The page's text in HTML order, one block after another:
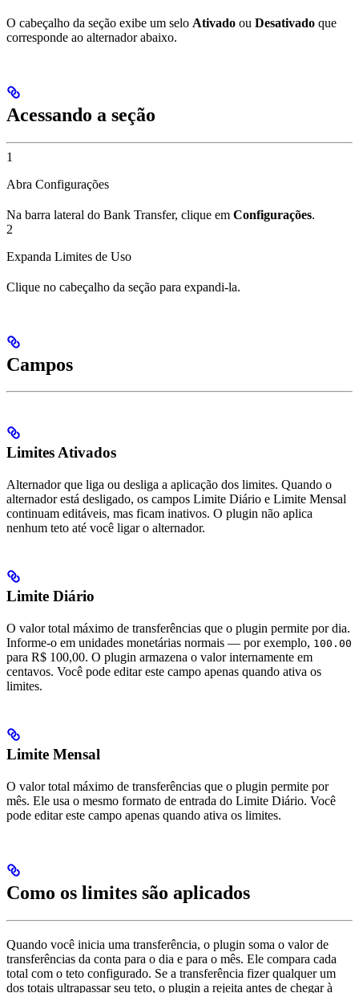
O cabeçalho da seção exibe um selo Ativado ou Desativado que
corresponde ao alternador abaixo.
Acessando a seção
1
Abra Configurações
Na barra lateral do Bank Transfer, clique em Configurações.
2
Expanda Limites de Uso
Clique no cabeçalho da seção para expandi-la.
Campos
Limites Ativados
Alternador que liga ou desliga a aplicação dos limites. Quando o
alternador está desligado, os campos Limite Diário e Limite Mensal
continuam editáveis, mas ficam inativos. O plugin não aplica
nenhum teto até você ligar o alternador.
Limite Diário
O valor total máximo de transferências que o plugin permite por dia.
Informe-o em unidades monetárias normais — por exemplo, 100.00
para R$ 100,00. O plugin armazena o valor internamente em
centavos. Você pode editar este campo apenas quando ativa os
limites.
Limite Mensal
O valor total máximo de transferências que o plugin permite por
mês. Ele usa o mesmo formato de entrada do Limite Diário. Você
pode editar este campo apenas quando ativa os limites.
Como os limites são aplicados
Quando você inicia uma transferência, o plugin soma o valor de
transferências da conta para o dia e para o mês. Ele compara cada
total com o teto configurado. Se a transferência fizer qualquer um
dos totais ultrapassar seu teto, o plugin a rejeita antes de chegar à